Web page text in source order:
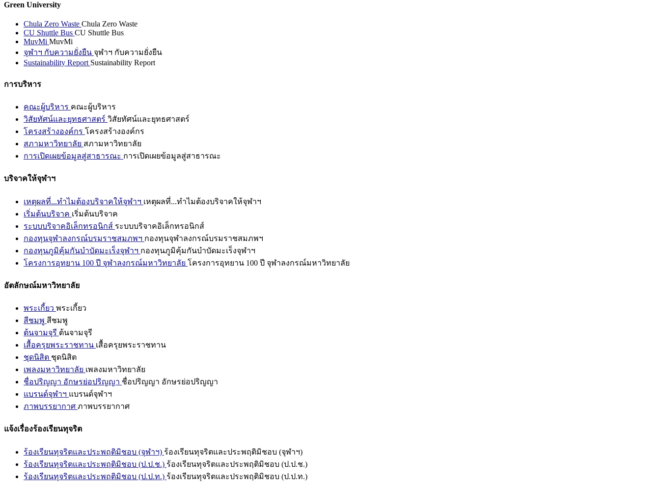
Green University
Chula Zero Waste Chula Zero Waste
CU Shuttle Bus CU Shuttle Bus
MuvMi MuvMi
จุฬาฯ กับความยั่งยืน จุฬาฯ กับความยั่งยืน
Sustainability Report Sustainability Report
การบริหาร
คณะผู้บริหาร คณะผู้บริหาร
วิสัยทัศน์และยุทธศาสตร์ วิสัยทัศน์และยุทธศาสตร์
โครงสร้างองค์กร โครงสร้างองค์กร
สภามหาวิทยาลัย สภามหาวิทยาลัย
การเปิดเผยข้อมูลสู่สาธารณะ การเปิดเผยข้อมูลสู่สาธารณะ
บริจาคให้จุฬาฯ
เหตุผลที่...ทำไมต้องบริจาคให้จุฬาฯ เหตุผลที่...ทำไมต้องบริจาคให้จุฬาฯ
เริ่มต้นบริจาค เริ่มต้นบริจาค
ระบบบริจาคอิเล็กทรอนิกส์ ระบบบริจาคอิเล็กทรอนิกส์
กองทุนจุฬาลงกรณ์บรมราชสมภพฯ กองทุนจุฬาลงกรณ์บรมราชสมภพฯ
กองทุนภูมิคุ้มกันบำบัดมะเร็งจุฬาฯ กองทุนภูมิคุ้มกันบำบัดมะเร็งจุฬาฯ
โครงการอุทยาน 100 ปี จุฬาลงกรณ์มหาวิทยาลัย โครงการอุทยาน 100 ปี จุฬาลงกรณ์มหาวิทยาลัย
อัตลักษณ์มหาวิทยาลัย
พระเกี้ยว พระเกี้ยว
สีชมพู สีชมพู
ต้นจามจุรี ต้นจามจุรี
เสื้อครุยพระราชทาน เสื้อครุยพระราชทาน
ชุดนิสิต ชุดนิสิต
เพลงมหาวิทยาลัย เพลงมหาวิทยาลัย
ชื่อปริญญา อักษรย่อปริญญา ชื่อปริญญา อักษรย่อปริญญา
แบรนด์จุฬาฯ แบรนด์จุฬาฯ
ภาพบรรยากาศ ภาพบรรยากาศ
แจ้งเรื่องร้องเรียนทุจริต
ร้องเรียนทุจริตและประพฤติมิชอบ (จุฬาฯ) ร้องเรียนทุจริตและประพฤติมิชอบ (จุฬาฯ)
ร้องเรียนทุจริตและประพฤติมิชอบ (ป.ป.ช.) ร้องเรียนทุจริตและประพฤติมิชอบ (ป.ป.ช.)
ร้องเรียนทุจริตและประพฤติมิชอบ (ป.ป.ท.) ร้องเรียนทุจริตและประพฤติมิชอบ (ป.ป.ท.)